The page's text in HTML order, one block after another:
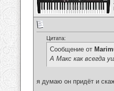
Цитата:
Сообщение от
А Макс как всегда
я думаю он придёт и